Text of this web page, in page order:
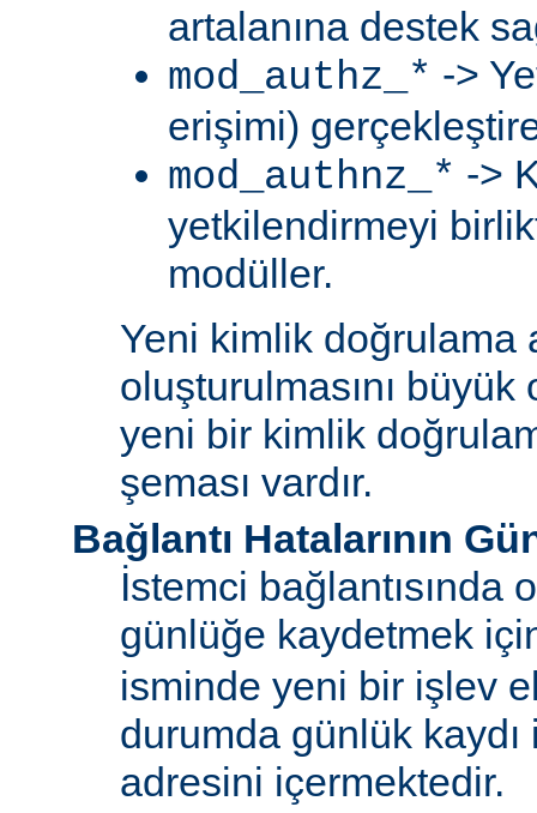
artalanına destek
mod_authz_* ->
erişimi)
mod_authnz_* ->
yetkilendirmeyi
modüller.
Yeni kimlik doğrulama
oluşturulmasını
yeni bir kimlik
şeması vardır.
Bağlantı Hatalarının
İstemci bağlantısında
günlüğe kaydetmek
isminde yeni bir işlev
durumda günlük
adresini içermektedir.